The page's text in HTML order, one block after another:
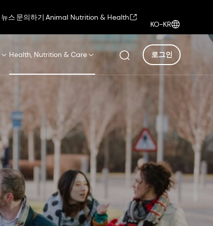
뉴스 문의하기 Animal Nutrition & Health
KO-KR
Health, Nutrition & Care 로그인